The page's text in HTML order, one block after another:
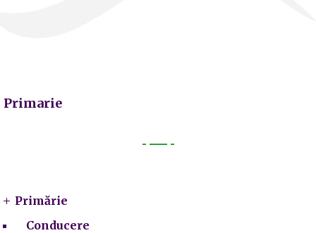
Primarie
Primărie
Conducere